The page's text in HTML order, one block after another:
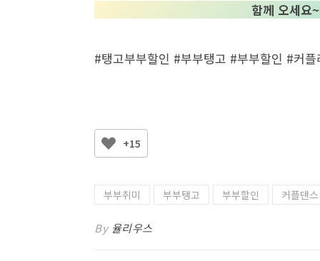
함께 오세요
#탱고부부할인 #부부탱고 #부부할인 #커
+15
부부취미 부부탱고 부부할인 커플댄스
By 율리우스